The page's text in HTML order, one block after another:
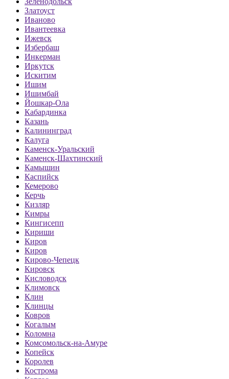
Златоуст
Иваново
Ивантеевка
Ижевск
Избербаш
Инкерман
Иркутск
Искитим
Ишим
Ишимбай
Йошкар-Ола
Кабардинка
Казань
Калининград
Калуга
Каменск-Уральский
Каменск-Шахтинский
Камышин
Каспийск
Кемерово
Керчь
Кизляр
Кимры
Кингисепп
Кириши
Киров
Киров
Кирово-Чепецк
Кировск
Кисловодск
Климовск
Клин
Клинцы
Ковров
Когалым
Коломна
Комсомольск-на-Амуре
Копейск
Королев
Кострома